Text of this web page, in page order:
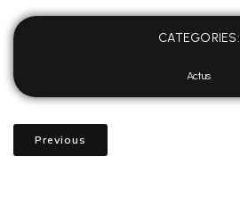
CATEGORIES:
Actus
Previous